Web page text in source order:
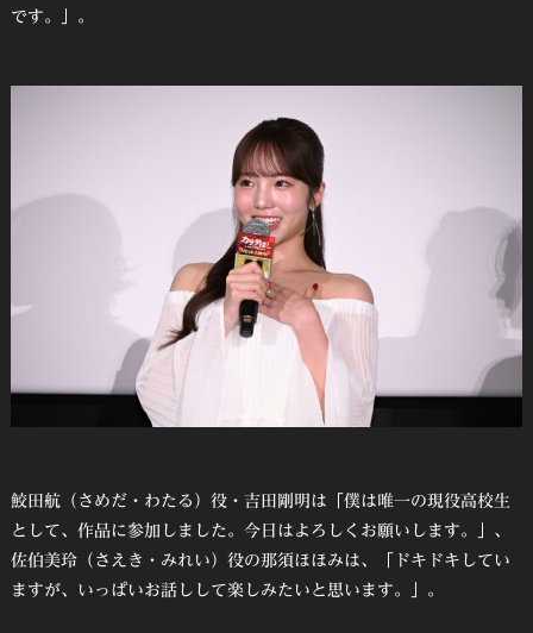
です。」。
鮫田航（さめだ・わたる）役・吉田剛明は「僕は唯一の現役高校生
として、作品に参加しました。今日はよろしくお願いします。」、
佐伯美玲（さえき・みれい）役の那須ほほみは、「ドキドキしてい
ますが、いっぱいお話しして楽しみたいと思います。」。